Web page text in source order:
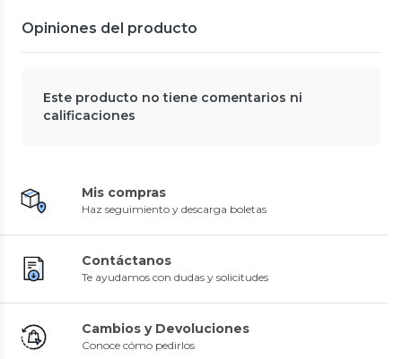
Opiniones del producto
Este producto no tiene comentarios ni
calificaciones
Mis compras
Haz seguimiento y descarga boletas
Contáctanos
Te ayudamos con dudas y solicitudes
Cambios y Devoluciones
Conoce cómo pedirlos